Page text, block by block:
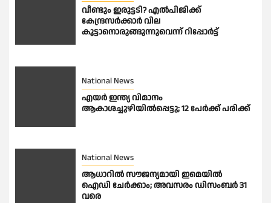
വീണ്ടും ഇരുട്ടടി? എല്‍പിജിക്ക്
കേന്ദ്രസർക്കാർ വില
കൂട്ടാനൊരുങ്ങുന്നുവെന്ന് റിപ്പോർട്ട്
National News
എയർ ഇന്ത്യ വിമാനം
ആകാശച്ചുഴിയിൽപ്പെട്ടു; 12 പേർക്ക് പരിക്ക്
National News
ആധാറിൽ സൗജന്യമായി ഇമെയില്‍
ഐഡി ചേര്‍ക്കാം; അവസരം ഡിസംബര്‍ 31
വരെ